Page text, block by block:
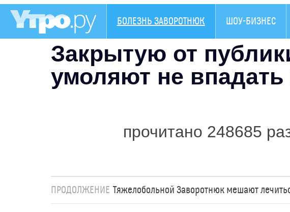
БОЛЕЗНЬ ЗАВОРОТНЮК ШОУ-БИЗНЕС
Закрытую от
умоляют не впадать
прочитано 248685
ПРОДОЛЖЕНИЕ Тяжелобольной Заворотнюк мешают